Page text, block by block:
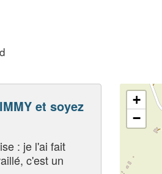
et soyez
: je l'ai fait
c'est un
+
−